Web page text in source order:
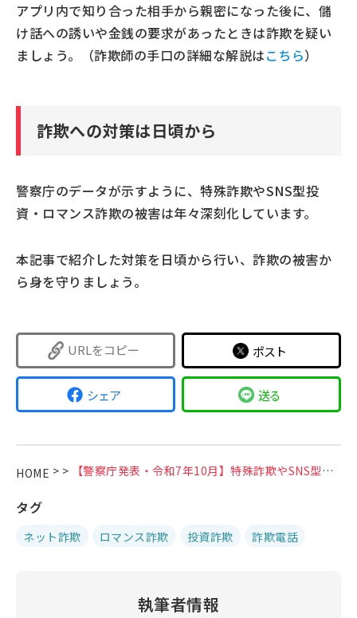
アプリ内で知り合った相手から親密になった後に、儲
け話への誘いや金銭の要求があったときは詐欺を疑い
ましょう。（詐欺師の手口の詳細な解説はこちら）
詐欺への対策は日頃から
警察庁のデータが示すように、特殊詐欺やSNS型投
資・ロマンス詐欺の被害は年々深刻化しています。
本記事で紹介した対策を日頃から行い、詐欺の被害か
ら身を守りましょう。
URLをコピー ポスト
シェア 送る
HOME > > 【警察庁発表・令和7年10月】特殊詐欺やSNS型投資・ロマンス詐欺被害の深刻な実態
タグ
ネット詐欺 ロマンス詐欺 投資詐欺 詐欺電話
執筆者情報